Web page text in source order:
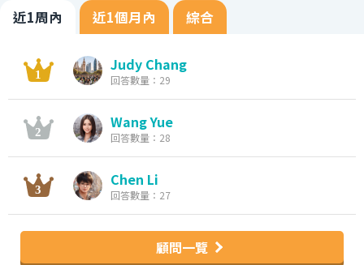
近1周內 近1個月內 綜合
Judy Chang
回答數量：29
Wang Yue
回答數量：28
Chen Li
回答數量：27
顧問一覽